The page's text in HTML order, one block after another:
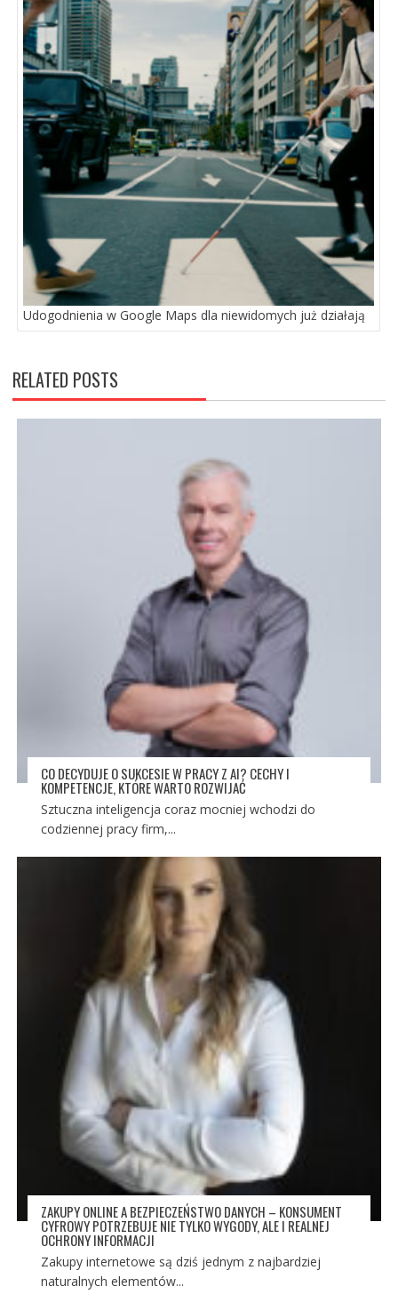
Udogodnienia w Google Maps dla niewidomych już działają
RELATED POSTS
CO DECYDUJE O SUKCESIE W PRACY Z AI? CECHY I
KOMPETENCJE, KTÓRE WARTO ROZWIJAĆ
Sztuczna inteligencja coraz mocniej wchodzi do
codziennej pracy firm,...
ZAKUPY ONLINE A BEZPIECZEŃSTWO DANYCH – KONSUMENT
CYFROWY POTRZEBUJE NIE TYLKO WYGODY, ALE I REALNEJ
OCHRONY INFORMACJI
Zakupy internetowe są dziś jednym z najbardziej
naturalnych elementów...